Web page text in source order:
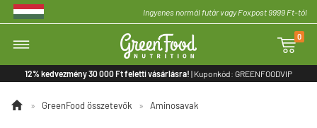
Ingyenes normál futár vagy Foxpost 9999 Ft-tól

0
12% kedvezmény 30 000 Ft feletti vásárlásra! | Kuponkód: GREENFOODVIP
 » GreenFood összetevők » Aminosavak